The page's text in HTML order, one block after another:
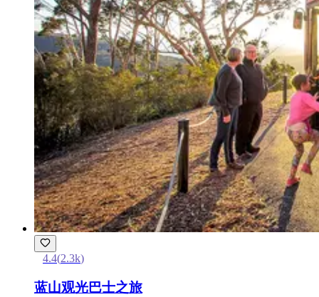
4.4(2.3k)
蓝山观光巴士之旅